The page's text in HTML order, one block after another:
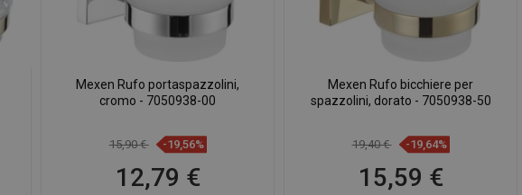
Mexen Rufo portaspazzolini,
cromo - 7050938-00
15,90 € -19,56%
12,79 €
Mexen Rufo bicchiere per
spazzolini, dorato - 7050938-50
19,40 € -19,64%
15,59 €